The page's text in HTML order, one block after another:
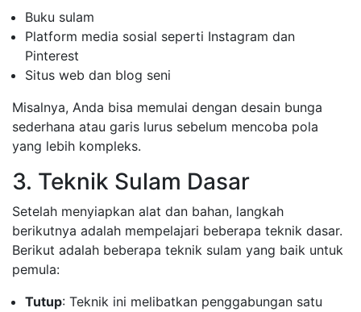
Buku sulam
Platform media sosial seperti Instagram dan
Pinterest
Situs web dan blog seni
Misalnya, Anda bisa memulai dengan desain bunga
sederhana atau garis lurus sebelum mencoba pola
yang lebih kompleks.
3. Teknik Sulam Dasar
Setelah menyiapkan alat dan bahan, langkah
berikutnya adalah mempelajari beberapa teknik dasar.
Berikut adalah beberapa teknik sulam yang baik untuk
pemula:
Tutup: Teknik ini melibatkan penggabungan satu